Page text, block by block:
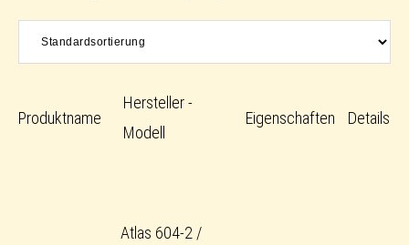
Produktname
Hersteller -
Modell
Eigenschaften Details
Atlas 604-2 /